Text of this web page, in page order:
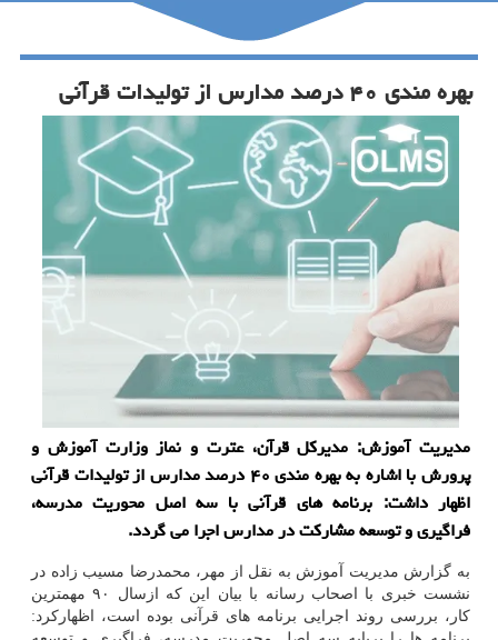
بهره مندی ۴۰ درصد مدارس از تولیدات قرآنی
مدیریت آموزش: مدیركل قرآن، عترت و نماز وزارت آموزش و
پرورش با اشاره به بهره مندی ۴۰ درصد مدارس از تولیدات قرآنی
اظهار داشت: برنامه های قرآنی با سه اصل محوریت مدرسه،
فراگیری و توسعه مشاركت در مدارس اجرا می گردد.
به گزارش مدیریت آموزش به نقل از مهر، محمدرضا مسیب زاده در
نشست خبری با اصحاب رسانه با بیان این كه ازسال ۹۰ مهمترین
كار، بررسی روند اجرایی برنامه های قرآنی بوده است، اظهاركرد: